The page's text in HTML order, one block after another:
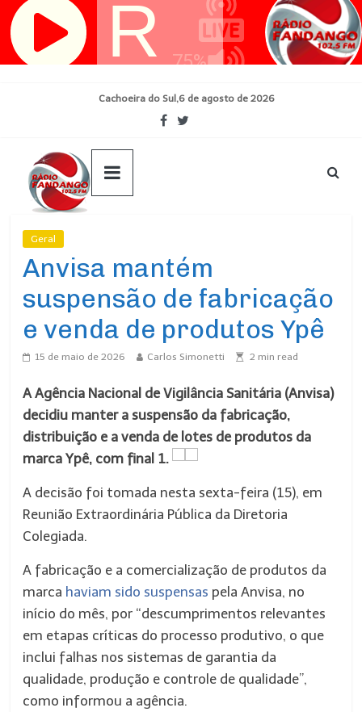
Pular
para
Cachoeira do Sul,6 de agosto de 2026
Geral
Anvisa mantém
suspensão de fabricação
e venda de produtos Ypê
15 de maio de 2026 Carlos Simonetti 2 min read
A Agência Nacional de Vigilância Sanitária (Anvisa)
decidiu manter a suspensão da fabricação,
distribuição e a venda de lotes de produtos da
marca Ypê, com final 1.
A decisão foi tomada nesta sexta-feira (15), em
Reunião Extraordinária Pública da Diretoria
Colegiada.
A fabricação e a comercialização de produtos da
marca haviam sido suspensas pela Anvisa, no
início do mês, por “descumprimentos relevantes
em etapas críticas do processo produtivo, o que
inclui falhas nos sistemas de garantia da
qualidade, produção e controle de qualidade”,
como informou a agência.